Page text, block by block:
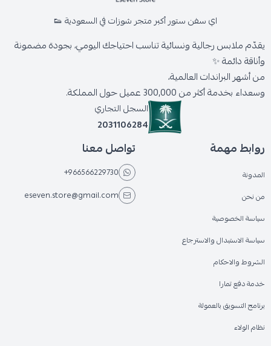
اي سفن ستور أكبر متجر شوزات في السعودية 👟
يقدّم ملابس رجالية ونسائية تناسب احتياجك اليومي، بجودة مضمونة
وأناقة دائمة ✨
من أشهر البراندات العالمية،
وسعداء بخدمة أكثر من 300,000 عميل حول المملكة.
السجل التجاري
2031106284
روابط مهمة
المدونة
من نحن
سياسة الخصوصية
سياسة الاستبدال والاسترجاع
الشروط والاحكام
خدمة دفع تمارا
برنامج التسويق بالعمولة
نظام الولاء
تواصل معنا
+966566229730
eseven.store@gmail.com